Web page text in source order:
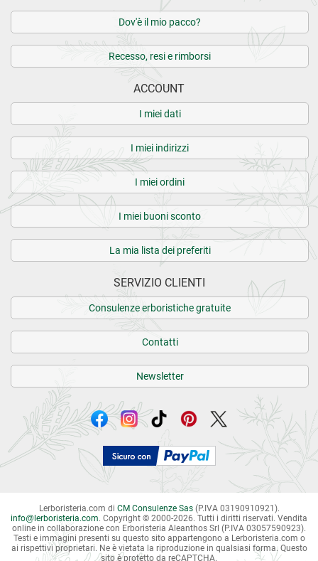
Dov'è il mio pacco?
Recesso, resi e rimborsi
ACCOUNT
I miei dati
I miei indirizzi
I miei ordini
I miei buoni sconto
La mia lista dei preferiti
SERVIZIO CLIENTI
Consulenze erboristiche gratuite
Contatti
Newsletter
Lerboristeria.com di CM Consulenze Sas(P.IVA 03190910921).
info@lerboristeria.com. Copyright © 2000-2026. Tutti i diritti riservati. Vendita
online in collaborazione con Erboristeria Aleanthos Srl (P.IVA 03057590923).
Testi e immagini presenti su questo sito appartengono a Lerboristeria.com o
ai rispettivi proprietari. Ne è vietata la riproduzione in qualsiasi forma. Questo
sito è protetto da reCAPTCHA.